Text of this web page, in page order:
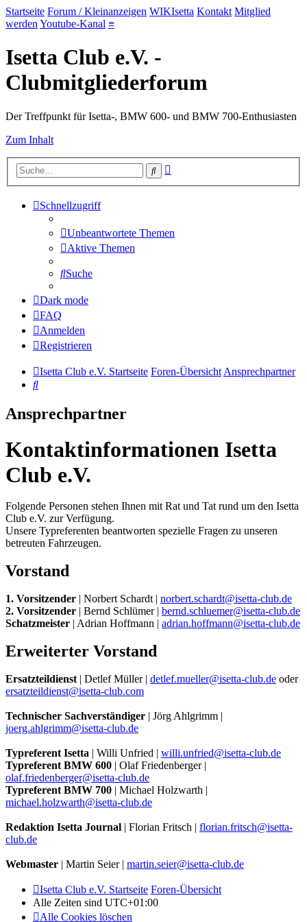
Startseite Forum / Kleinanzeigen WIKIsetta Kontakt Mitglied
werden Youtube-Kanal ≡
Isetta Club e.V. -
Clubmitgliederforum
Der Treffpunkt für Isetta-, BMW 600- und BMW 700-Enthusiasten
Zum Inhalt
Suche
Schnellzugriff
Unbeantwortete Themen
Aktive Themen
Suche
Dark mode
FAQ
Anmelden
Registrieren
Isetta Club e.V. Startseite Foren-ÜbersichtAnsprechpartner
Suche
Ansprechpartner
Kontaktinformationen Isetta
Club e.V.
Folgende Personen stehen Ihnen mit Rat und Tat rund um den Isetta
Club e.V. zur Verfügung.
Unsere Typreferenten beantworten spezielle Fragen zu unseren
betreuten Fahrzeugen.
Vorstand
1. Vorsitzender | Norbert Schardt | norbert.schardt@isetta-club.de
2. Vorsitzender | Bernd Schlümer | bernd.schluemer@isetta-club.de
Schatzmeister | Adrian Hoffmann | adrian.hoffmann@isetta-club.de
Erweiterter Vorstand
Ersatzteildienst | Detlef Müller | detlef.mueller@isetta-club.de oder
ersatzteildienst@isetta-club.com
Technischer Sachverständiger | Jörg Ahlgrimm |
joerg.ahlgrimm@isetta-club.de
Typreferent Isetta | Willi Unfried | willi.unfried@isetta-club.de
Typreferent BMW 600 | Olaf Friedenberger |
olaf.friedenberger@isetta-club.de
Typreferent BMW 700 | Michael Holzwarth |
michael.holzwarth@isetta-club.de
Redaktion Isetta Journal | Florian Fritsch | florian.fritsch@isetta-
club.de
Webmaster | Martin Seier | martin.seier@isetta-club.de
Isetta Club e.V. Startseite Foren-Übersicht
Alle Zeiten sind UTC+01:00
Alle Cookies löschen